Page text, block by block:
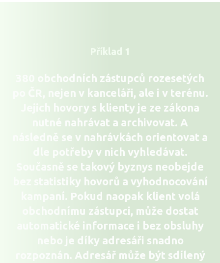
Příklad 1
380 obchodních zástupců rozesetých
po ČR, nejen v kanceláři, ale i v terénu.
Jejich hovory s klienty je ze zákona
nutné nahrávat a archivovat. A
následně se v nahrávkách orientovat a
dle potřeby v nich vyhledávat.
Současně se takový byznys neobejde
bez statistiky hovorů a vyhodnocování
kampaní. Pokud naopak klient volá
obchodnímu zástupci, může dostat
automatické informace i bez obsluhy
nebo je díky adresáři snadno
rozpoznán. Adresář může být sdílený